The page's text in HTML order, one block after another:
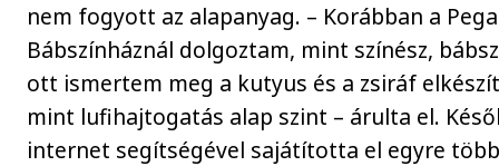
nem fogyott az alapanyag. – Korábban a
Bábszínháznál dolgoztam, mint színész,
ott ismertem meg a kutyus és a zsiráf
mint lufihajtogatás alap szint – árulta el.
internet segítségével sajátította el egyre